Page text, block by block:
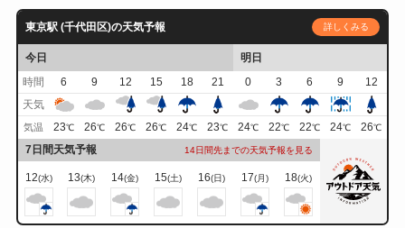
東京駅 (千代田区)の天気予報 詳しくみる
今日
明日
時間
6 9 12 15 18 21 0 3 6 9
12
天気
気温 23℃ 26℃ 26℃ 26℃ 24℃ 23℃ 24℃ 22℃ 22℃ 24℃ 26℃
7日間天気予報 14日間先までの天気予報を見る
12(水) 13(木) 14(金) 15(土) 16(日) 17(月) 18(火)